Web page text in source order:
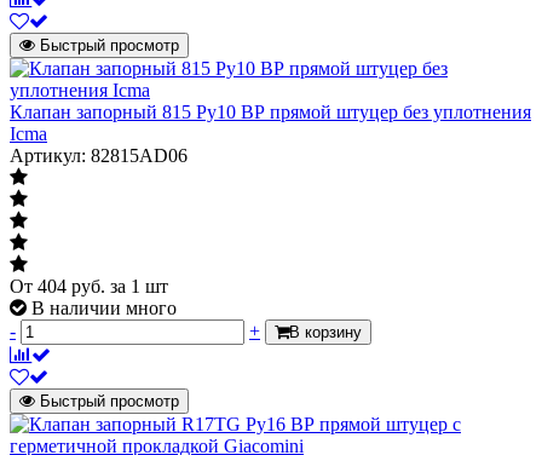
Быстрый просмотр
Клапан запорный 815 Ру10 ВР прямой штуцер без уплотнения
Icma
Артикул: 82815AD06
От 404 руб. за 1 шт
В наличии много
-
+ В корзину
Быстрый просмотр